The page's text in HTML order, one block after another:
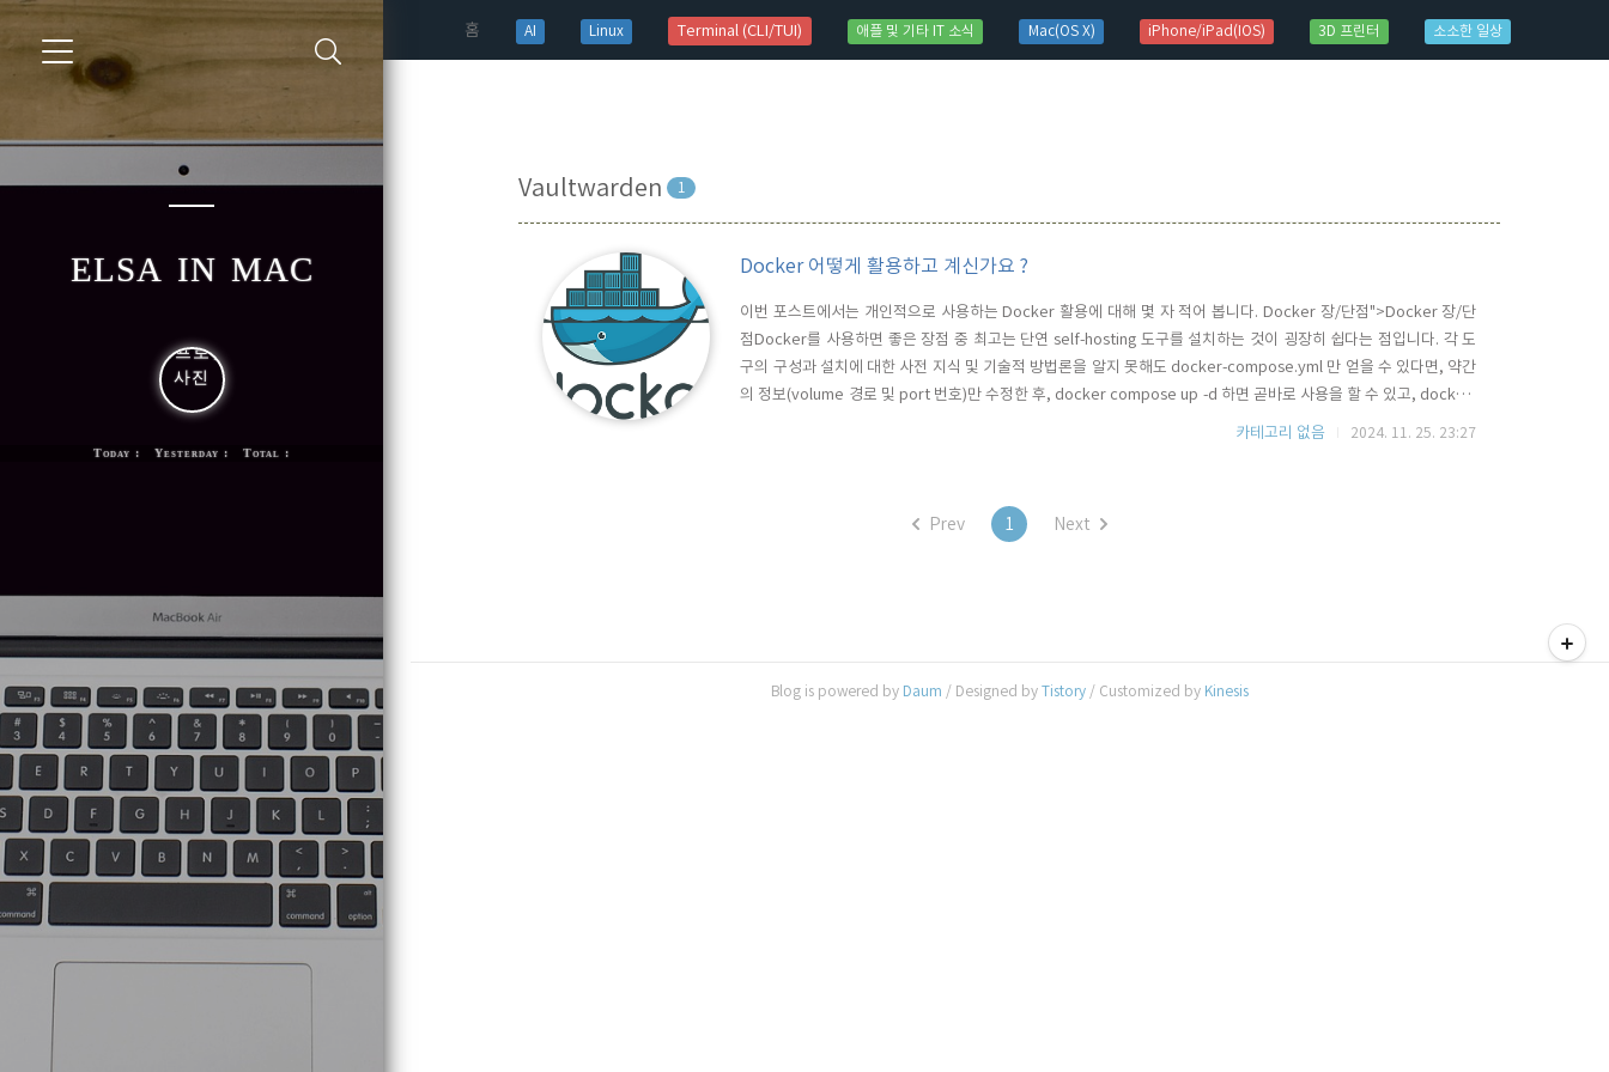
홈(current)
AI Linux Terminal (CLI/TUI) 애플 및 기타 IT 소식 Mac(OS X) iPhone/iPad(IOS) 3D 프린터 소소한 일상
elsa in mac
Today : Yesterday : Total :
Vaultwarden 1
Docker 어떻게 활용하고 계신가요 ?
이번 포스트에서는 개인적으로 사용하는 Docker 활용에 대해 몇 자 적어 봅니다. Docker 장/단점">Docker 장/단
점Docker를 사용하면 좋은 장점 중 최고는 단연 self-hosting 도구를 설치하는 것이 굉장히 쉽다는 점입니다. 각 도
구의 구성과 설치에 대한 사전 지식 및 기술적 방법론을 알지 못해도 docker-compose.yml 만 얻을 수 있다면, 약간
의 정보(volume 경로 및 port 번호)만 수정한 후, docker compose up -d 하면 곧바로 사용을 할 수 있고, docker-
compose.yml과 User Data Folder만 backup 해 놓으면, 언제 어디서든 동일한 환경을 재현할 수 있지요.native
카테고리 없음 2024. 11. 25. 23:27
Prev 1 Next
Blog is powered by Daum / Designed by Tistory/ Customized by Kinesis